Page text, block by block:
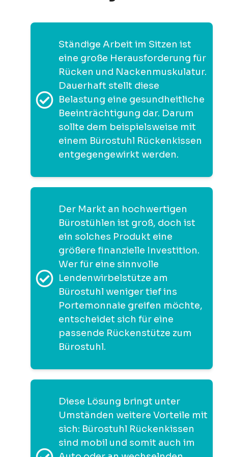
Ständige Arbeit im Sitzen ist
eine große Herausforderung für
Rücken und Nackenmuskulatur.
Dauerhaft stellt diese
Belastung eine gesundheitliche
Beeinträchtigung dar. Darum
sollte dem beispielsweise mit
einem Bürostuhl Rückenkissen
entgegengewirkt werden.
Der Markt an hochwertigen
Bürostühlen ist groß, doch ist
ein solches Produkt eine
größere finanzielle Investition.
Wer für eine sinnvolle
Lendenwirbelstütze am
Bürostuhl weniger tief ins
Portemonnaie greifen möchte,
entscheidet sich für eine
passende Rückenstütze zum
Bürostuhl.
Diese Lösung bringt unter
Umständen weitere Vorteile mit
sich: Bürostuhl Rückenkissen
sind mobil und somit auch im